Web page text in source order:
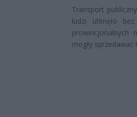
Transport
ludzi utknęło
prowincjonalnych
mogły